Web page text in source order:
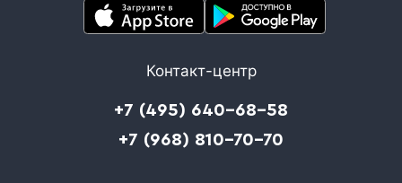
Контакт-центр
+7 (495) 640-68-58
+7 (968) 810-70-70